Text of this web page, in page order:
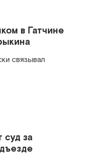
в Гатчине
связывал
за